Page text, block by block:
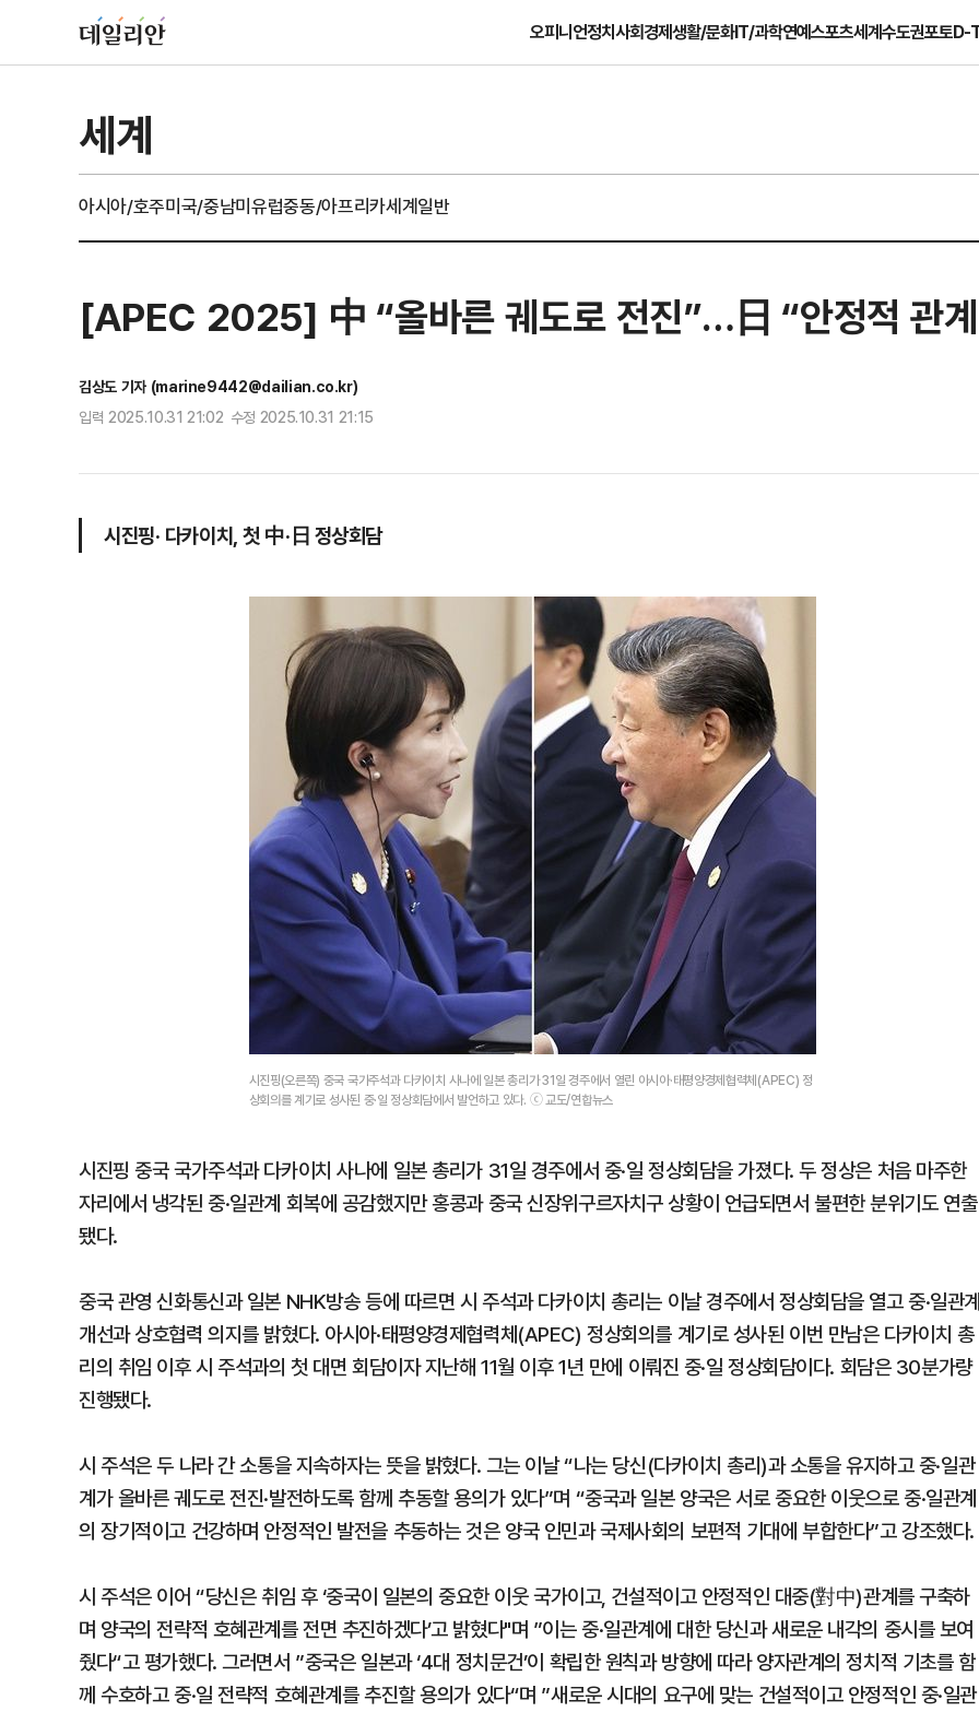
오피니언정치사회경제생활/문화IT/과학연예스포츠세계수도권포토D-
세계
아시아/호주미국/중남미유럽중동/아프리카세계일반
[APEC 2025] 中 “올바른 궤도로 전진”…日 “안정적 관
김상도 기자 (marine9442@dailian.co.kr)
입력 2025.10.31 21:02 수정 2025.10.31 21:15
시진핑· 다카이치, 첫 中·日 정상회담
시진핑(오른쪽) 중국 국가주석과 다카이치 사나에 일본 총리가 31일 경주에서 열린 아시아·태평양경제협력체(APEC) 정
상회의를 계기로 성사된 중·일 정상회담에서 발언하고 있다. ⓒ 교도/연합뉴스
시진핑 중국 국가주석과 다카이치 사나에 일본 총리가 31일 경주에서 중·일 정상회담을 가졌다. 두 정상은 처음 마주한
자리에서 냉각된 중·일관계 회복에 공감했지만 홍콩과 중국 신장위구르자치구 상황이 언급되면서 불편한 분위기도 연출
됐다.
중국 관영 신화통신과 일본 NHK방송 등에 따르면 시 주석과 다카이치 총리는 이날 경주에서 정상회담을 열고 중·일관
개선과 상호협력 의지를 밝혔다. 아시아·태평양경제협력체(APEC) 정상회의를 계기로 성사된 이번 만남은 다카이치 총
리의 취임 이후 시 주석과의 첫 대면 회담이자 지난해 11월 이후 1년 만에 이뤄진 중·일 정상회담이다. 회담은 30분가량
진행됐다.
시 주석은 두 나라 간 소통을 지속하자는 뜻을 밝혔다. 그는 이날 “나는 당신(다카이치 총리)과 소통을 유지하고 중·일관
계가 올바른 궤도로 전진·발전하도록 함께 추동할 용의가 있다”며 “중국과 일본 양국은 서로 중요한 이웃으로 중·일관계
의 장기적이고 건강하며 안정적인 발전을 추동하는 것은 양국 인민과 국제사회의 보편적 기대에 부합한다”고 강조했다.
시 주석은 이어 “당신은 취임 후 ‘중국이 일본의 중요한 이웃 국가이고, 건설적이고 안정적인 대중(對中)관계를 구축하
며 양국의 전략적 호혜관계를 전면 추진하겠다’고 밝혔다"며 ”이는 중·일관계에 대한 당신과 새로운 내각의 중시를 보여
줬다“고 평가했다. 그러면서 ”중국은 일본과 ‘4대 정치문건’이 확립한 원칙과 방향에 따라 양자관계의 정치적 기초를 함
께 수호하고 중·일 전략적 호혜관계를 추진할 용의가 있다“며 ”새로운 시대의 요구에 맞는 건설적이고 안정적인 중·일관